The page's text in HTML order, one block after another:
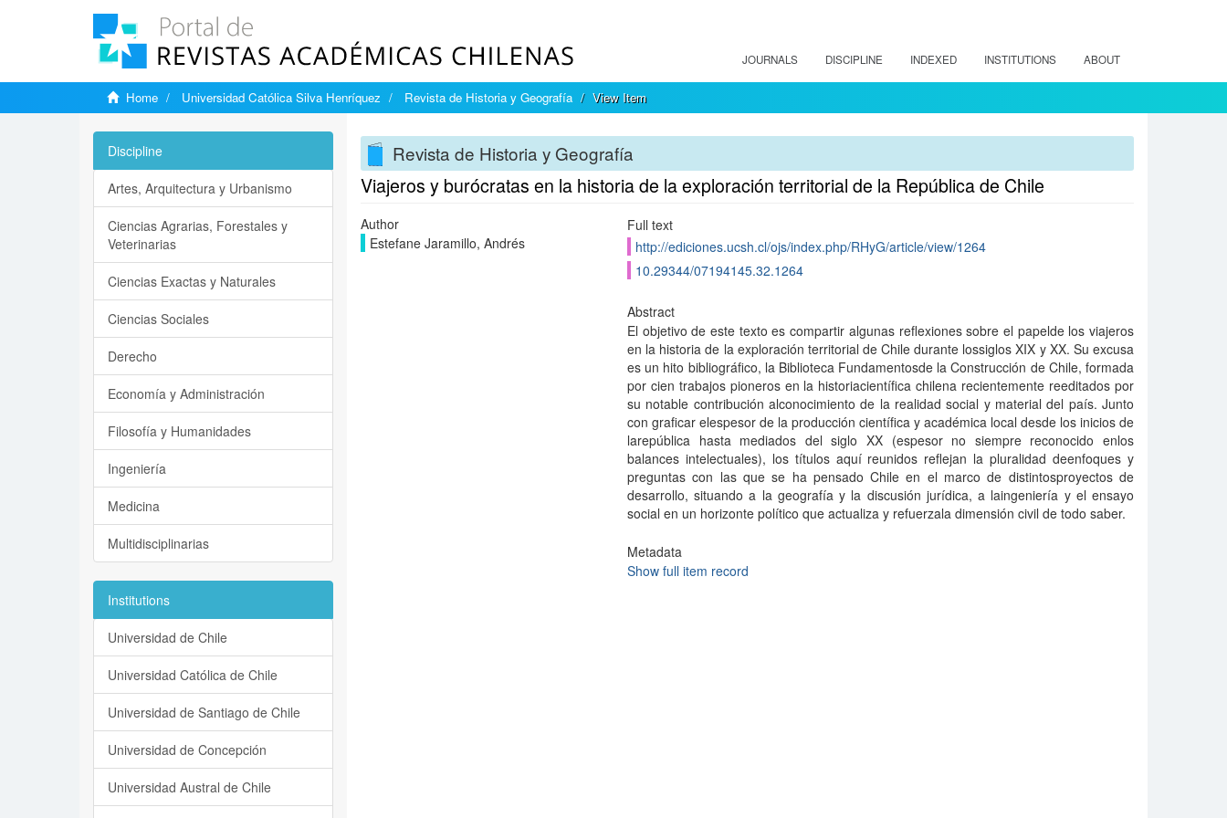
JOURNALS DISCIPLINE INDEXED INSTITUTIONS ABOUT
Home Universidad Católica Silva Henríquez Revista de Historia y Geografía View Item
Revista de Historia y Geografía
Viajeros y burócratas en la historia de la exploración territorial de la República de Chile
Author
Estefane Jaramillo, Andrés
Full text
http://ediciones.ucsh.cl/ojs/index.php/RHyG/article/view/1264
10.29344/07194145.32.1264
Abstract
El objetivo de este texto es compartir algunas reflexiones sobre el papelde los viajeros
en la historia de la exploración territorial de Chile durante lossiglos XIX y XX. Su excusa
es un hito bibliográfico, la Biblioteca Fundamentosde la Construcción de Chile, formada
por cien trabajos pioneros en la historiacientífica chilena recientemente reeditados por
su notable contribución alconocimiento de la realidad social y material del país. Junto
con graficar elespesor de la producción científica y académica local desde los inicios de
larepública hasta mediados del siglo XX (espesor no siempre reconocido enlos
balances intelectuales), los títulos aquí reunidos reflejan la pluralidad deenfoques y
preguntas con las que se ha pensado Chile en el marco de distintosproyectos de
desarrollo, situando a la geografía y la discusión jurídica, a laingeniería y el ensayo
social en un horizonte político que actualiza y refuerzala dimensión civil de todo saber.
Metadata
Show full item record
Discipline
Artes, Arquitectura y Urbanismo
Ciencias Agrarias, Forestales y
Veterinarias
Ciencias Exactas y Naturales
Ciencias Sociales
Derecho
Economía y Administración
Filosofía y Humanidades
Ingeniería
Medicina
Multidisciplinarias
Institutions
Universidad de Chile
Universidad Católica de Chile
Universidad de Santiago de Chile
Universidad de Concepción
Universidad Austral de Chile